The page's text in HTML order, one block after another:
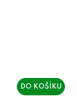
DO KOŠÍKU